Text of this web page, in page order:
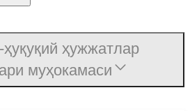
ҳужжатлар
муҳокамаси